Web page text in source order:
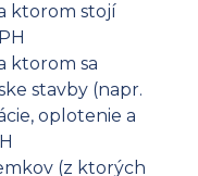
ktorom stojí
ktorom sa
stavby (napr.
oplotenie a
(z ktorých